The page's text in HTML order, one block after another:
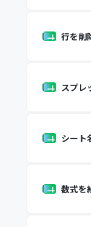
行を削
スプレ
シート
数式を